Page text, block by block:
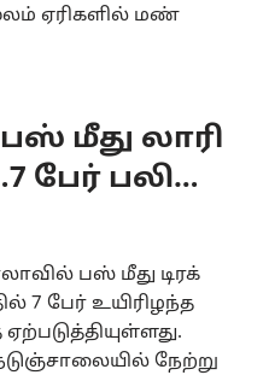
ஏரிகளில் மண்
மீது லாரி
பேர் பலி…
பஸ் மீது டிரக்
7 பேர் உயிரிழந்த
நேற்று